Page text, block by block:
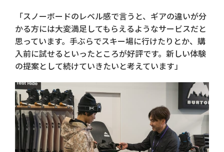
「スノーボードのレベル感で言うと、ギアの違いが分
かる方には大変満足してもらえるようなサービスだと
思っています。手ぶらでスキー場に行けたりとか、購
入前に試せるといったところが好評です。新しい体験
の提案として続けていきたいと考えています」